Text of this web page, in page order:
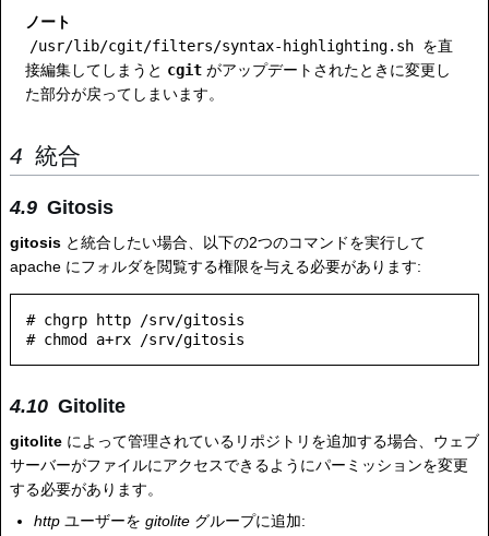
ノート
/usr/lib/cgit/filters/syntax-highlighting.sh を直
接編集してしまうと cgit がアップデートされたときに変更し
た部分が戻ってしまいます。
統合
Gitosis
gitosis と統合したい場合、以下の2つのコマンドを実行して
apache にフォルダを閲覧する権限を与える必要があります:
# chgrp http /srv/gitosis
Gitolite
gitolite によって管理されているリポジトリを追加する場合、ウェブ
サーバーがファイルにアクセスできるようにパーミッションを変更
する必要があります。
http ユーザーをgitolite グループに追加: